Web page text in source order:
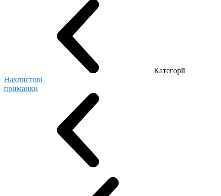
Категорії
Нахлистові
приманки